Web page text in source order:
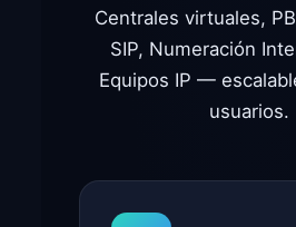
Centrales virtuales,
SIP, Numeración
Equipos IP —
usuarios.